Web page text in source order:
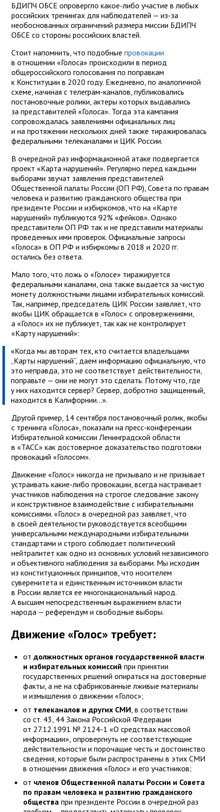
БДИПЧ ОБСЕ опровергло какое-либо участие в любых
российских тренингах для наблюдателей — из-за
необоснованных ограничений размера миссии БДИПЧ
ОБСЕ со стороны российских властей.
Стоит напомнить, что подобные провокации
в отношении «Голоса» происходили в период
общероссийского голосования по поправкам
к Конституции в 2020 году. Ежедневно, по аналогичной
схеме, начиная с телеграм-каналов, публиковались
постановочные ролики, актеры которых выдавались
за представителей «Голоса». Тогда эта кампания
сопровождалась заявлениями официальных лиц
и на протяжении нескольких дней также тиражировалась
федеральными телеканалами и ЦИК России.
В очередной раз информационной атаке подвергается
проект «Карта нарушений». Регулярно перед каждыми
выборами звучат заявления представителей
Общественной палаты России (ОП РФ), Совета по правам
человека и развитию гражданского общества при
президенте России и избиркомов, что на «Карте
нарушений» публикуются 92% «фейков». Однако
представители ОП РФ так и не представили материалы
проведенных ими проверок. Официальные запросы
«Голоса» в ОП РФ и избиркомы в 2018 и 2020 гг.
остались без ответа.
Мало того, что ложь о «Голосе» тиражируется
федеральными каналами, она также выдается за чистую
монету должностными лицами избирательных комиссий.
Так, например, председатель ЦИК России заявляет, что
якобы ЦИК обращается в «Голос» с опровержениями,
а «Голос» их не публикует, так как не контролирует
«Карту нарушений»:
«Когда мы авторам тех, кто считается владельцами
„Карты нарушений“, даем информацию официальную, что
это неправда, это не соответствует действительности,
поправьте — они не могут это сделать. Потому что, где
у них находится сервер? Сервер, добротно защищенный,
находится в Калифорнии...».
Другой пример, 14 сентября постановочный ролик, якобы
с тренинга «Голоса», показали на пресс-конференции
Избирательной комиссии Ленинградской области
в «ТАСС» как достоверное доказательство подготовки
провокаций «Голосом».
Движение «Голос» никогда не призывало и не призывает
устраивать какие-либо провокации, всегда настраивает
участников наблюдения на строгое следование закону
и конструктивное взаимодействие с избирательными
комиссиями. «Голос» в очередной раз заявляет, что
в своей деятельности руководствуется всеобщими
универсальными международными избирательными
стандартами и строго соблюдает политический
нейтралитет как одно из основных условий независимого
и объективного наблюдения за выборами. Мы исходим
из конституционных принципов, что носителем
суверенитета и единственным источником власти
в России является ее многонациональный народ.
А высшим непосредственным выражением власти
народа — референдум и свободные выборы.
Движение «Голос» требует:
от должностных органов государственной власти
и избирательных комиссий при принятии
государственных решений опираться на достоверные
факты, а не на сфабрикованные лживые материалы
и измышления о движении «Голос»;
от телеканалов и других СМИ , в соответствии
со ст. 43, 44 Закона Российской Федерации
от 27.12.1991 № 2124-1 «О средствах массовой
информации», опровергнуть не соответствующие
действительности и порочащие честь и достоинство
сведения, которые были распространены в этих СМИ
в отношении движения «Голос» и его участников;
от членов Общественной палаты России и Совета
по правам человека и развитию гражданского
общества при президенте России в очередной раз